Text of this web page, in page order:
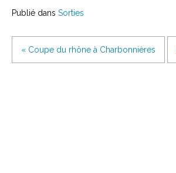
Publié dans Sorties
« Coupe du rhône à Charbonnières